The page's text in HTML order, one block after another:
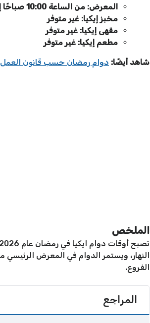
المعرض: من الساعة 10:00 صباحًا إلى الساعة 4:00 مساءً، ومن الساعة 8:00 مساءً إلى الساعة 1:30 صباحًا
مخبز إيكيا: غير متوفر
مقهى إيكيا: غير متوفر
مطعم إيكيا: غير متوفر
شاهد أيضًا: دوام رمضان حسب قانون العمل
الملخص
الفروع.
المراجع